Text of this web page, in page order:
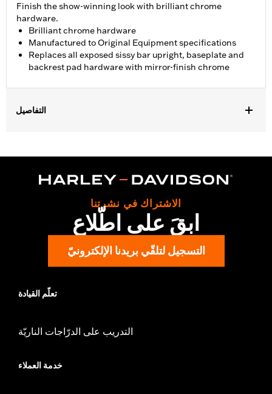
Finish the show-winning look with brilliant chrome
hardware.
Brilliant chrome hardware
Manufactured to Original Equipment specifications
Replaces all exposed sissy bar upright, baseplate and
backrest pad hardware with mirror-finish chrome
التفاصيل
Sold In Units:Each
1 year limited warranty – Go to
for full details
الاشتراك في نشرتنا
ابقَ على اطّلاع
التسجيل لتلقّي بريدنا الإلكترونيّ
تعلّم القيادة
التدريب على الدرّاجات الناريّة
خدمة العملاء